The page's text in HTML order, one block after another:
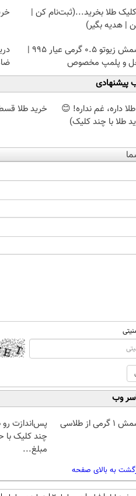
طلا بخرید...(ثبت‌نام کن |
| هدیه بگیر)
خرید
خرید شمش زیوتو ۰.۵ گرمی عیار ۹۹۵ |
و پلمپ مخصوص
پیشنهادی
داره، غم نداره! 😊
طلا با چند کلیک)
خرید طلا
وب
از طلاسی
پس‌اندازت رو
چند کلیک با
مبلغ...
به بالای صفحه